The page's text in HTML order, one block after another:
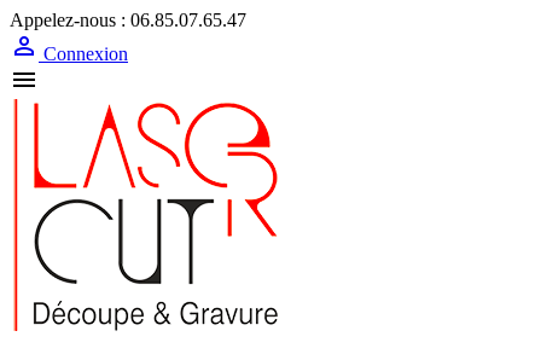
Appelez-nous : 06.85.07.65.47
 Connexion
